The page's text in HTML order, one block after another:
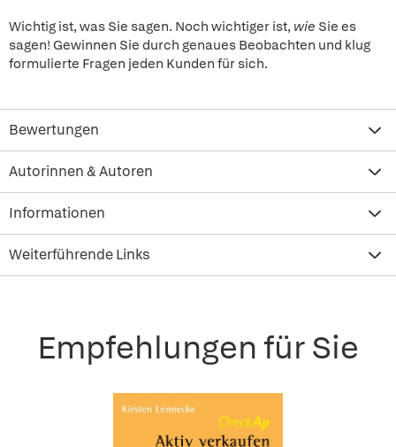
Wichtig ist, was Sie sagen. Noch wichtiger ist, wie Sie es
sagen! Gewinnen Sie durch genaues Beobachten und klug
formulierte Fragen jeden Kunden für sich.
Bewertungen
Autorinnen & Autoren
Informationen
Weiterführende Links
Empfehlungen für Sie